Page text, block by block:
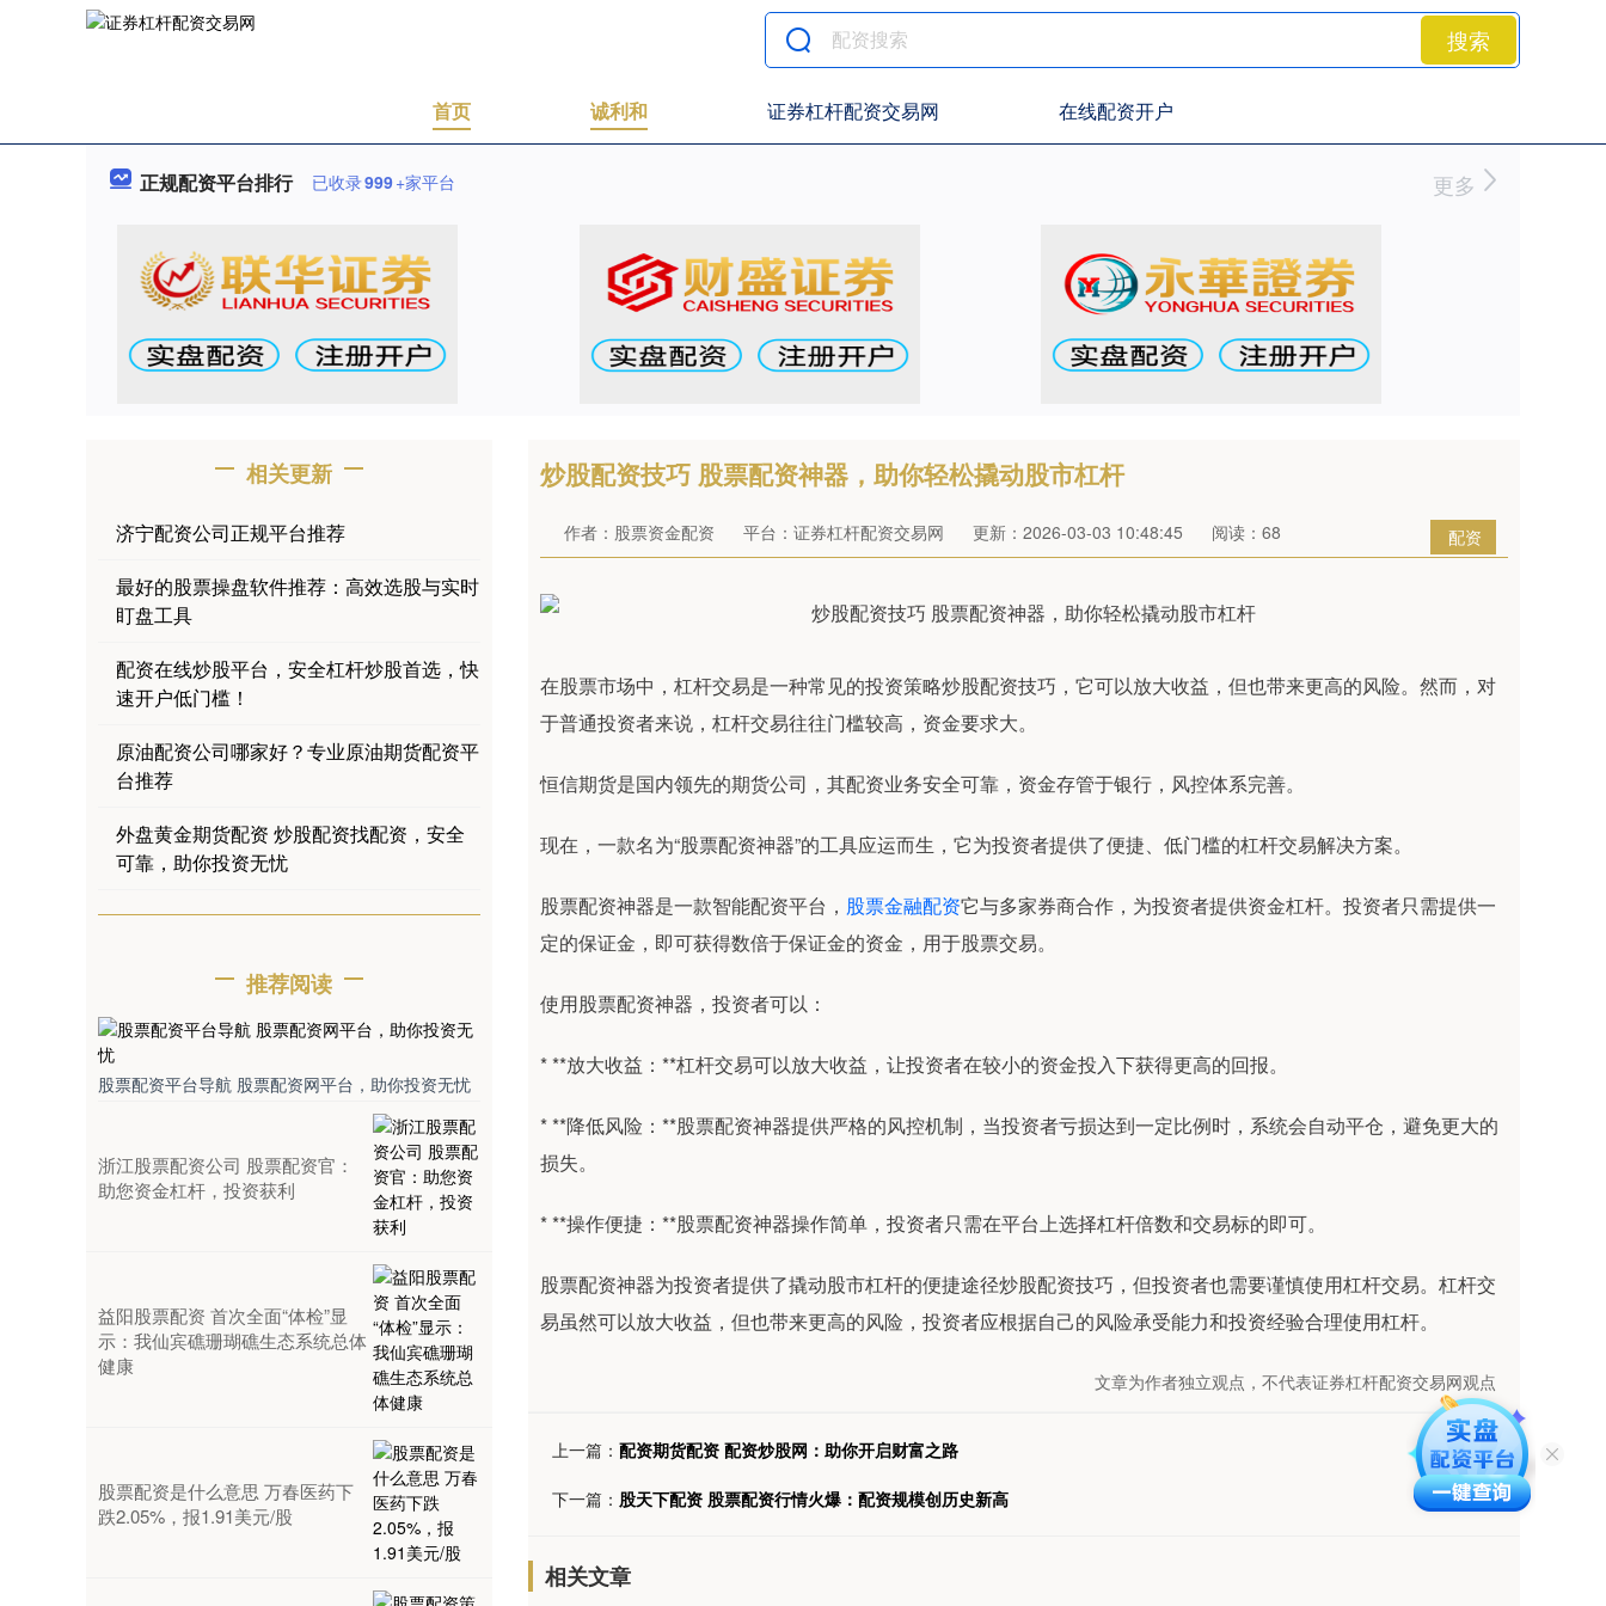
搜索
首页 诚利和 证券杠杆配资交易网 在线配资开户
正规配资平台排行 已收录999+家平台 更多
炒股配资技巧 股票配资神器，助你轻松撬动股市杠杆
配资
作者：股票资金配资 平台：证券杠杆配资交易网 更新：2026-03-03 10:48:45 阅读：68
在股票市场中，杠杆交易是一种常见的投资策略炒股配资技巧，它可以放大收益，但也带来更高的风险。然而，对
于普通投资者来说，杠杆交易往往门槛较高，资金要求大。
恒信期货是国内领先的期货公司，其配资业务安全可靠，资金存管于银行，风控体系完善。
现在，一款名为“股票配资神器”的工具应运而生，它为投资者提供了便捷、低门槛的杠杆交易解决方案。
股票配资神器是一款智能配资平台， 股票金融配资它与多家券商合作，为投资者提供资金杠杆。投资者只需提供一
定的保证金，即可获得数倍于保证金的资金，用于股票交易。
使用股票配资神器，投资者可以：
* **放大收益：**杠杆交易可以放大收益，让投资者在较小的资金投入下获得更高的回报。
* **降低风险：**股票配资神器提供严格的风控机制，当投资者亏损达到一定比例时，系统会自动平仓，避免更大的
损失。
* **操作便捷：**股票配资神器操作简单，投资者只需在平台上选择杠杆倍数和交易标的即可。
股票配资神器为投资者提供了撬动股市杠杆的便捷途径炒股配资技巧，但投资者也需要谨慎使用杠杆交易。杠杆交
易虽然可以放大收益，但也带来更高的风险，投资者应根据自己的风险承受能力和投资经验合理使用杠杆。
文章为作者独立观点，不代表证券杠杆配资交易网观点
上一篇： 配资期货配资 配资炒股网：助你开启财富之路
下一篇： 股天下配资 股票配资行情火爆：配资规模创历史新高
相关文章
相关更新
济宁配资公司正规平台推荐
最好的股票操盘软件推荐：高效选股与实时
盯盘工具
配资在线炒股平台，安全杠杆炒股首选，快
速开户低门槛！
原油配资公司哪家好？专业原油期货配资平
台推荐
外盘黄金期货配资 炒股配资找配资，安全
可靠，助你投资无忧
推荐阅读
股票配资平台导航 股票配资网平台，助你投资无忧
浙江股票配资公司 股票配资官：
助您资金杠杆，投资获利
益阳股票配资 首次全面“体检”显
示：我仙宾礁珊瑚礁生态系统总体
健康
股票配资是什么意思 万春医药下
跌2.05%，报1.91美元/股